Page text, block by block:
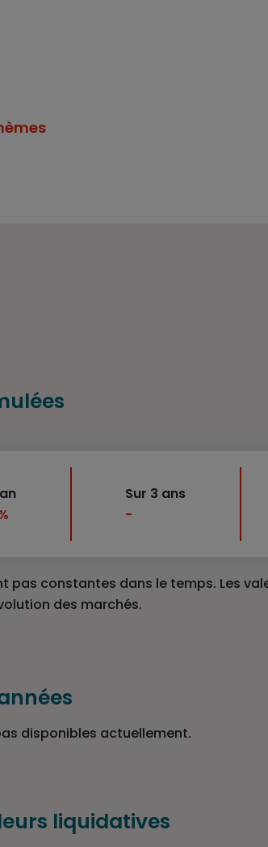
Sur 3 ans
-
constantes dans le temps. Les
des marchés.
disponibles actuellement.
liquidatives